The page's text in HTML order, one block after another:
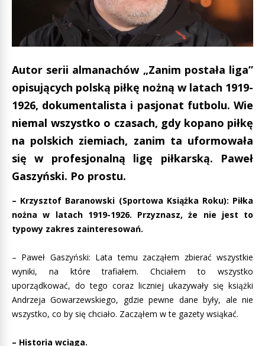
Autor serii almanachów „Zanim postała liga”
opisujących polską piłkę nożną w latach 1919-
1926, dokumentalista i pasjonat futbolu. Wie
niemal wszystko o czasach, gdy kopano piłkę
na polskich ziemiach, zanim ta uformowała
się w profesjonalną ligę piłkarską. Paweł
Gaszyński. Po prostu.
– Krzysztof Baranowski (Sportowa Książka Roku): Piłka
nożna w latach 1919-1926. Przyznasz, że nie jest to
typowy zakres zainteresowań.
– Paweł Gaszyński: Lata temu zacząłem zbierać wszystkie
wyniki, na które trafiałem. Chciałem to wszystko
uporządkować, do tego coraz liczniej ukazywały się książki
Andrzeja Gowarzewskiego, gdzie pewne dane były, ale nie
wszystko, co by się chciało. Zacząłem w te gazety wsiąkać.
– Historia wciąga.